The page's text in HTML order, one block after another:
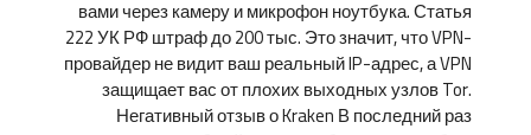
вами через камеру и микрофон ноутбука. Статья
222 УК РФ штраф до 200 тыс. Это значит, что VPN-
провайдер не видит ваш реальный IP-адрес, а VPN
защищает вас от плохих выходных узлов Tor.
Негативный отзыв о Kraken В последний раз